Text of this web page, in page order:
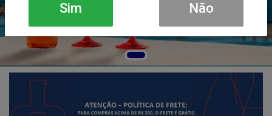
Sim Não